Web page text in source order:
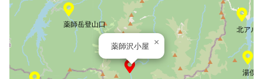
薬師岳登山口
湯俣
北アル
薬師沢小屋 ×